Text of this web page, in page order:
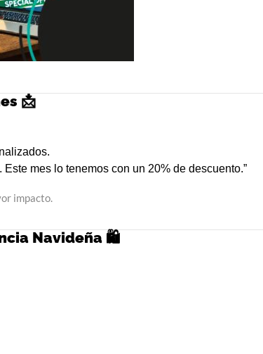
📩
mes lo tenemos con un 20% de descuento.”
impacto.
Navideña 🛍️